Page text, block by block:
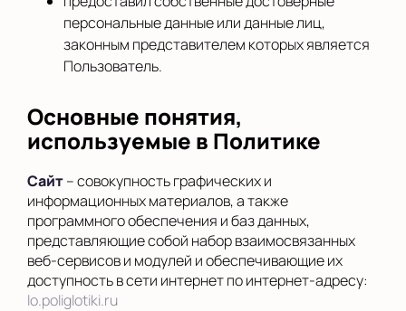
персональные данные или данные лиц,
законным представителем которых является
Пользователь.
Основные понятия,
используемые в Политике
Сайт– совокупность графических и
информационных материалов, а также
программного обеспечения и баз данных,
представляющие собой набор взаимосвязанных
веб-сервисов и модулей и обеспечивающие их
доступность в сети интернет по интернет-адресу:
lo.poliglotiki.ru